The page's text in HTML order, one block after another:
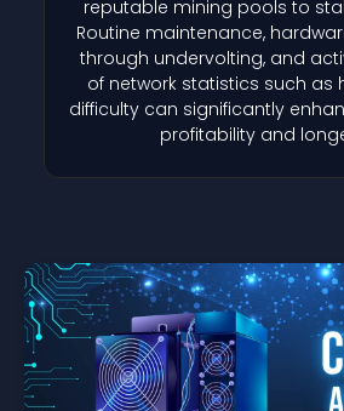
reputable mining pools to
Routine maintenance,
through undervolting, and
of network statistics such as
difficulty can significantly
profitability and